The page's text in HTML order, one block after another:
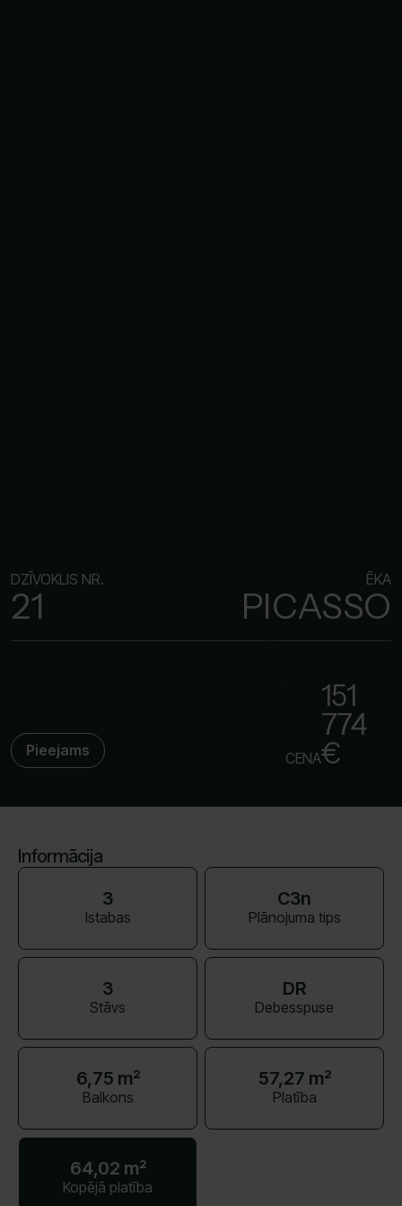
DZĪVOKLIS NR.
21
ĒKA
PICASSO
Pieejams CENA
151
774
€
Informācija
3
Istabas
C3n
Plānojuma tips
3
Stāvs
DR
Debesspuse
6,75 m²
Balkons
57,27 m²
Platība
64,02 m²
Kopējā platība